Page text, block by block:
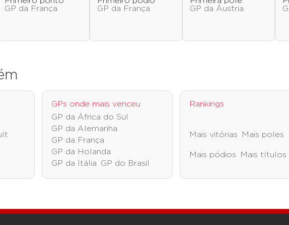
GP da França
GP da França
GP da Áustria
GPs onde mais venceu
GP da África do Sul
GP da Alemanha
GP da França
GP da Holanda
GP da Itália
GP do Brasil
Rankings
Mais vitórias Mais poles
Mais pódios Mais títulos